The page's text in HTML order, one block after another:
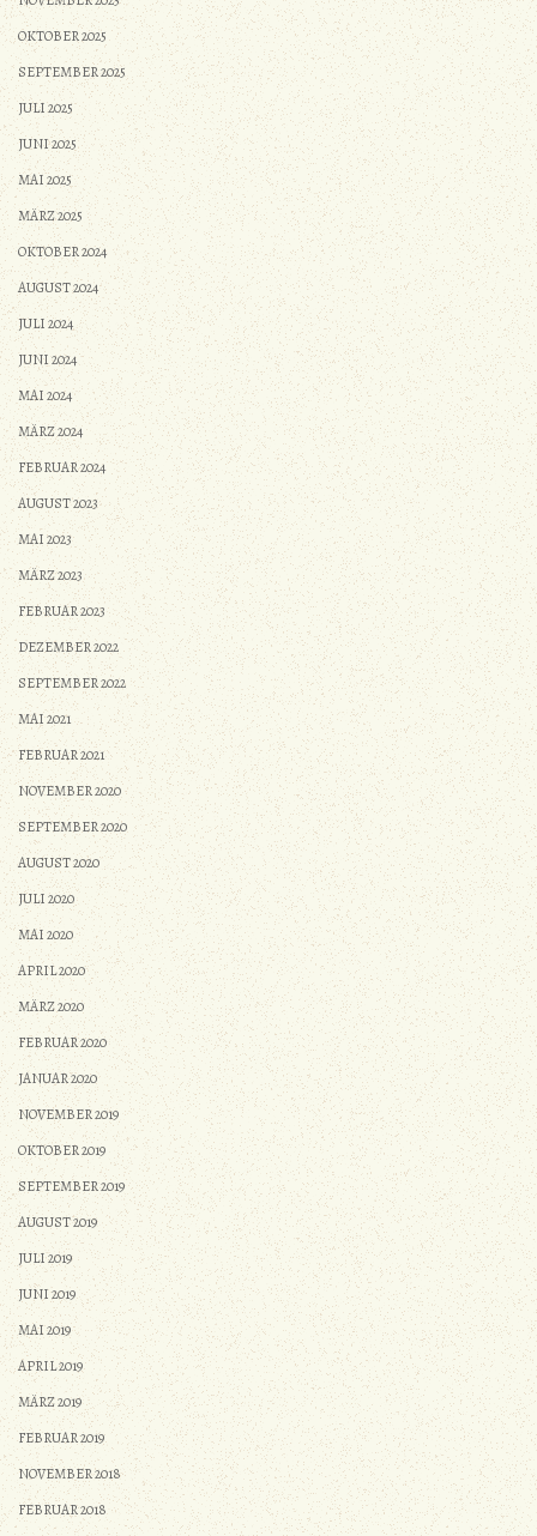
OKTOBER 2025
SEPTEMBER 2025
JULI 2025
JUNI 2025
MAI 2025
MÄRZ 2025
OKTOBER 2024
AUGUST 2024
JULI 2024
JUNI 2024
MAI 2024
MÄRZ 2024
FEBRUAR 2024
AUGUST 2023
MAI 2023
MÄRZ 2023
FEBRUAR 2023
DEZEMBER 2022
SEPTEMBER 2022
MAI 2021
FEBRUAR 2021
NOVEMBER 2020
SEPTEMBER 2020
AUGUST 2020
JULI 2020
MAI 2020
APRIL 2020
MÄRZ 2020
FEBRUAR 2020
JANUAR 2020
NOVEMBER 2019
OKTOBER 2019
SEPTEMBER 2019
AUGUST 2019
JULI 2019
JUNI 2019
MAI 2019
APRIL 2019
MÄRZ 2019
FEBRUAR 2019
NOVEMBER 2018
FEBRUAR 2018